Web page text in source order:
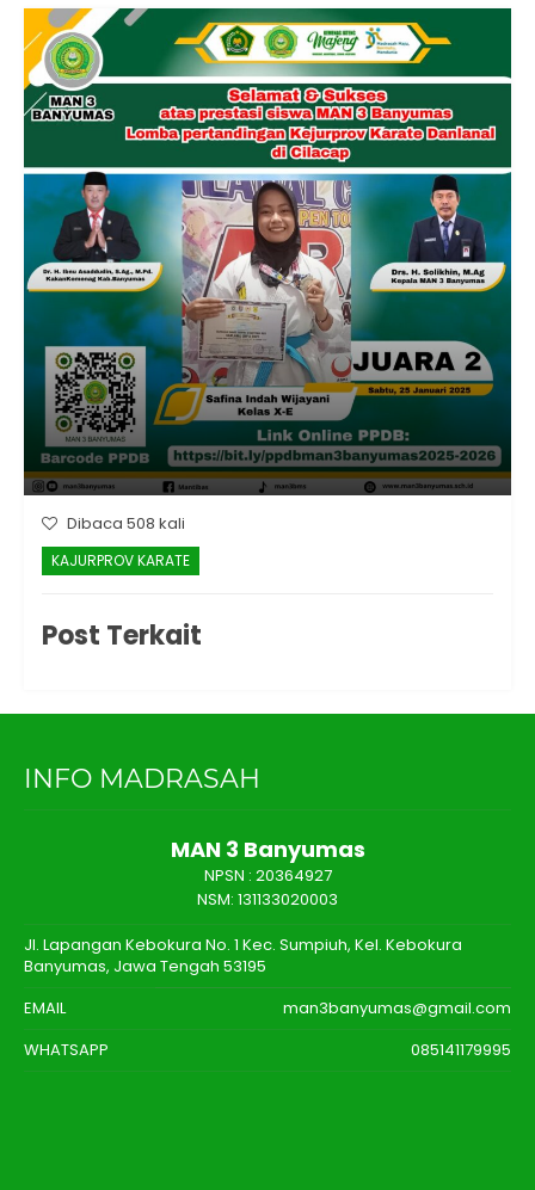
Dibaca 508 kali
KAJURPROV KARATE
Post Terkait
INFO MADRASAH
MAN 3 Banyumas
NPSN : 20364927
NSM: 131133020003
Jl. Lapangan Kebokura No. 1 Kec. Sumpiuh, Kel. Kebokura
Banyumas, Jawa Tengah 53195
EMAIL
man3banyumas@gmail.com
WHATSAPP
085141179995